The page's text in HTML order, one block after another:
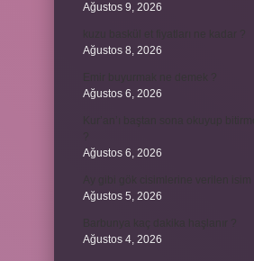
Ağustos 9, 2026
Ağustos 8, 2026
Ağustos 6, 2026
Ağustos 6, 2026
Ağustos 5, 2026
Ağustos 4, 2026